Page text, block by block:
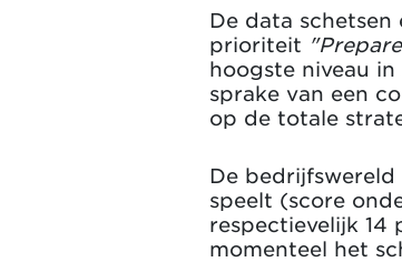
De data
prioriteit
hoogste niveau
sprake van een
op de totale
De
speelt (score
respectievelijk 14
momenteel het